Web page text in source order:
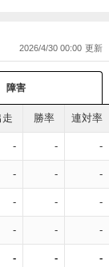
2026/4/30 00:00
障害
走 勝率 連対率
- - -
- - -
- - -
- - -
- - -